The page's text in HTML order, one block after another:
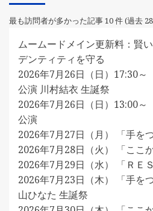
最も訪問者が多かった記事 10 件 (過去
ムームードメイン更新料：賢
デンティティを守る
2026年7月26日（日）17:30～
公演 川村結衣 生誕祭
2026年7月26日（日）13:00～
公演
2026年7月27日（月） 「手を
2026年7月28日（火） 「ここ
2026年7月29日（水） 「ＲＥ
2026年7月23日（木） 「手を
山ひなた 生誕祭